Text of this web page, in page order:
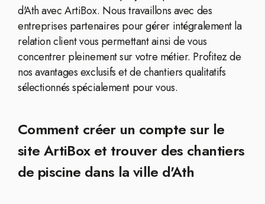
d'Ath avec ArtiBox. Nous travaillons avec des
entreprises partenaires pour gérer intégralement la
relation client vous permettant ainsi de vous
concentrer pleinement sur votre métier. Profitez de
nos avantages exclusifs et de chantiers qualitatifs
sélectionnés spécialement pour vous.
Comment créer un compte sur le
site ArtiBox et trouver des chantiers
de piscine dans la ville d'Ath